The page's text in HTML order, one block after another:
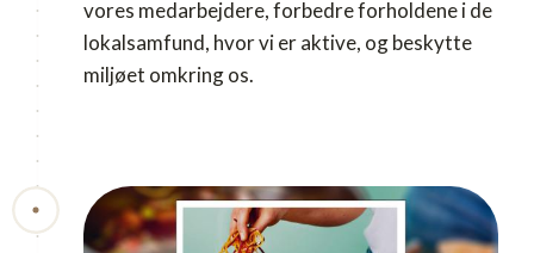
vores medarbejdere, forbedre forholdene i de
lokalsamfund, hvor vi er aktive, og beskytte
miljøet omkring os.